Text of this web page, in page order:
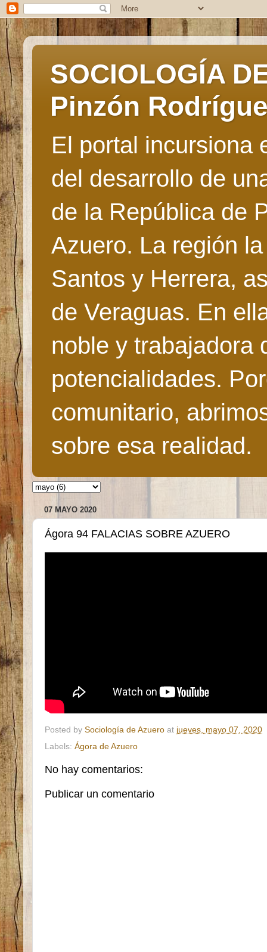
SOCIOLOGÍA
Pinzón
El portal incursiona
del desarrollo de
de la República de
Azuero. La región
Santos y Herrera,
de Veraguas. En
noble y trabajadora
potencialidades.
comunitario,
sobre esa realidad.
07 MAYO 2020
Ágora 94 FALACIAS SOBRE AZUERO
Posted by Sociología de Azuero at jueves, mayo 07, 2020
Labels: Ágora de Azuero
No hay comentarios:
Publicar un comentario